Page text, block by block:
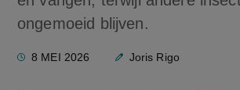
ongemoeid blijven.
8 MEI 2026 Joris Rigo